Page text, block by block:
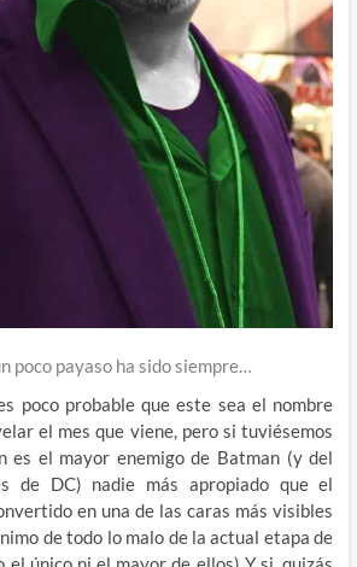
poco payaso ha sido siempre…
poco probable que este sea el nombre
el mes que viene, pero si tuviésemos
es el mayor enemigo de Batman (y del
de DC) nadie más apropiado que el
en una de las caras más visibles
de todo lo malo de la actual etapa de